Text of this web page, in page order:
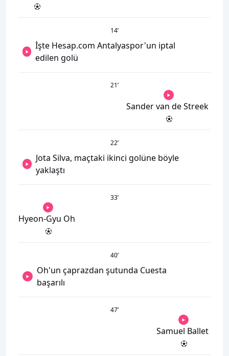
14’
İşte Hesap.com Antalyaspor'un iptal
edilen golü
21’
Sander van de Streek
22’
Jota Silva, maçtaki ikinci golüne böyle
yaklaştı
33’
Hyeon-Gyu Oh
40’
Oh'un çaprazdan şutunda Cuesta
başarılı
47’
Samuel Ballet